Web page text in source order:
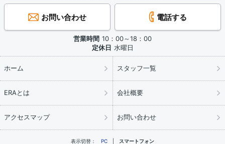
お問い合わせ 電話する
営業時間 10：00～18：00
定休日 水曜日
ホーム スタッフ一覧
ERAとは 会社概要
アクセスマップ お問い合わせ
表示切替： PC スマートフォン